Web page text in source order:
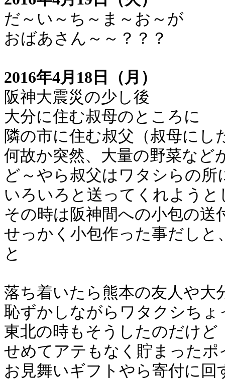
だ～い～ち～ま～お～が
おばあさん～～？？？
2016年4月18日（月）
阪神大震災の少し後
大分に住む叔母のところに
隣の市に住む叔父（叔母にし
何故か突然、大量の野菜など
ど～やら叔父はワタシらの所
いろいろと送ってくれようと
その時は阪神間への小包の
せっかく小包作った事だし
と
落ち着いたら熊本の友人や大
恥ずかしながらワタクシち
東北の時もそうしたのだけど
せめてアテもなく貯まった
お見舞いギフトやら寄付に